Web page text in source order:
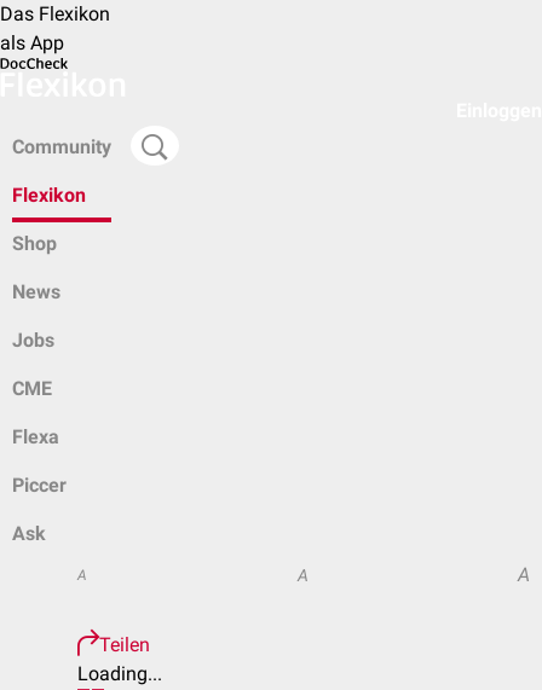
Das Flexikon
als App
Community
Flexikon
Shop
News
Jobs
CME
Flexa
Piccer
Ask
A A A
Teilen
Loading...